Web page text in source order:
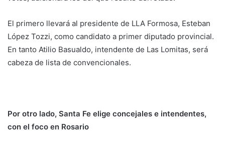
El primero llevará al presidente de LLA Formosa, Esteban
López Tozzi, como candidato a primer diputado provincial.
En tanto Atilio Basualdo, intendente de Las Lomitas, será
cabeza de lista de convencionales.
Por otro lado, Santa Fe elige concejales e intendentes,
con el foco en Rosario